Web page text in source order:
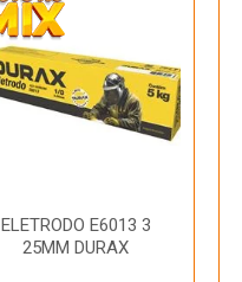
ELETRODO E6013 3
25MM DURAX